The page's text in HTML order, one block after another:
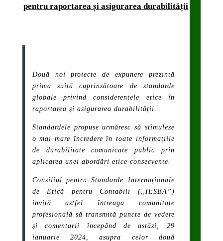
pentru raportarea și asigurarea durabilității
Două noi proiecte de expunere prezintă
prima suită cuprinzătoare de standarde
globale privind considerentele etice în
raportarea și asigurarea durabilității.
Standardele propuse urmăresc să stimuleze
o mai mare încredere în toate informațiile
de durabilitate comunicate public prin
aplicarea unei abordări etice consecvente.
Consiliul pentru Standarde Internaționale
de Etică pentru Contabili („IESBA”)
invită astfel întreaga comunitate
profesională să transmită puncte de vedere
și comentarii începând de astăzi, 29
ianuarie 2024, asupra celor două